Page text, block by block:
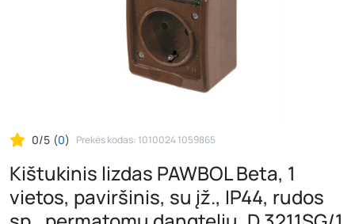
0/5 (0) Prekės kodas: 1010024 1059865
Kištukinis lizdas PAWBOL Beta, 1
vietos, paviršinis, su įž., IP44, rudos